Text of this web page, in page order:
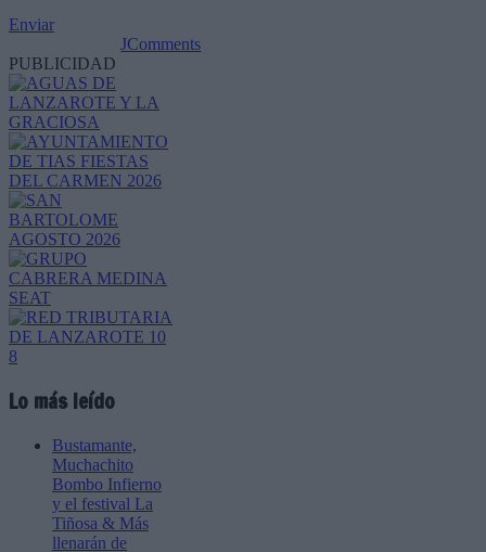
Enviar
JComments
PUBLICIDAD
Lo más leído
Bustamante,
Muchachito
Bombo Infierno
y el festival La
Tiñosa & Más
llenarán de